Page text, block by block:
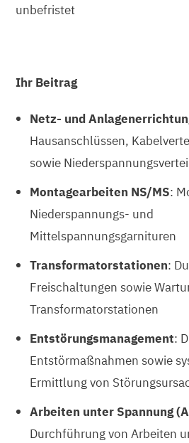
unbefristet
Ihr Beitrag
Netz- und
Hausanschlüssen,
sowie
Montagearbeiten NS/MS:
Niederspannungs- und
Mittelspannungsgarnituren
Transformatorstationen:
Freischaltungen sowie
Transformatorstationen
Entstörungsmanagement:
Entstörmaßnahmen sowie
Ermittlung von
Arbeiten unter Spannung
Durchführung von Arbeiten